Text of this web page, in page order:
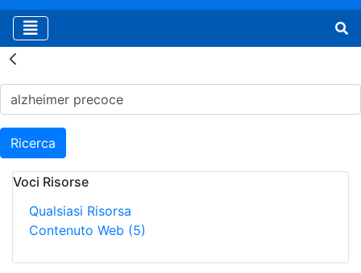
Risultati della Ricerca -
Ricerca
Voci Risorse
Qualsiasi Risorsa
Contenuto Web (5)